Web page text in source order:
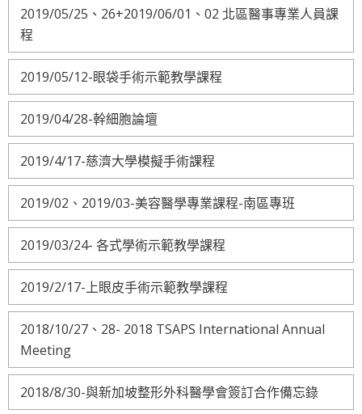
2019/05/25、26+2019/06/01、02 北區醫事專業人員課
程
2019/05/12-眼袋手術示範教學課程
2019/04/28-幹細胞論壇
2019/4/17-慈濟大學模擬手術課程
2019/02、2019/03-美容醫學專業課程-南區專班
2019/03/24- 各式學術示範教學課程
2019/2/17-上眼皮手術示範教學課程
2018/10/27、28- 2018 TSAPS International Annual
Meeting
2018/8/30-與新加坡整形外科醫學會簽訂合作備忘錄